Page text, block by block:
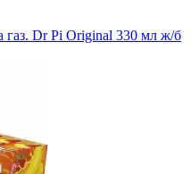
газ. Dr Pi Original 330 мл ж/б